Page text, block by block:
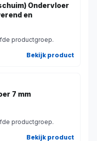
Ondervloer
en
productgroep.
Bekijk product
7 mm
productgroep.
Bekijk product